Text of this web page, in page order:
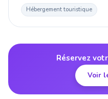
Hébergement touristique
Réservez
Voir